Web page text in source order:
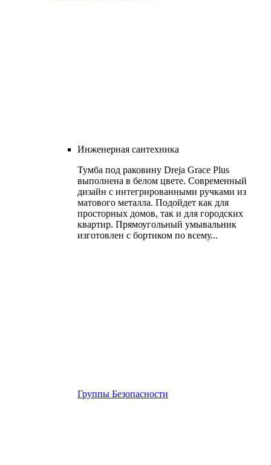
Инженерная сантехника
Тумба под раковину Dreja Grace Plus
выполнена в белом цвете. Современный
дизайн с интегрированными ручками из
матового металла. Подойдет как для
просторных домов, так и для городских
квартир. Прямоугольный умывальник
изготовлен с бортиком по всему...
Группы Безопасности